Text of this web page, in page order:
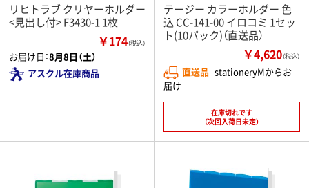
リヒトラブ クリヤーホルダー
<見出し付> F3430-1 1枚
￥174（税込）
お届け日：8月8日（土）
アスクル在庫商品
テージー カラーホルダー 色
込 CC-141-00 イロコミ 1セッ
ト(10パック)（直送品）
￥4,620（税込）
直送品 stationeryMからお
届け
在庫切れです
（次回入荷日未定）